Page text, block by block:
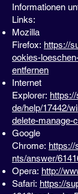
Informationen
Links:
Mozilla
Firefox: https://
ookies-
entfernen
Internet
Explorer:
de/help/17442/
delete-manage-
Google
Chrome: https://
nts/answer/
Opera: http://
Safari: https://